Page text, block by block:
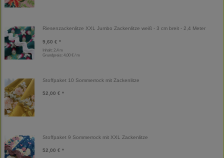
Riesenzackenlitze XXL Jumbo Zackenlitze weiß - 3 cm breit - 2,4 Meter
9,60 € *
Inhalt: 2,4 m
Grundpreis: 4,00 € / m
Stoffpaket 10 Sommerrock mit Zackenlitze
52,00 € *
Stoffpaket 9 Sommerrock mit XXL Zackenlitze
52,00 € *